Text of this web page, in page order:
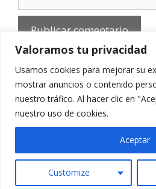
Valoramos tu privacidad
Usamos cookies para mejorar su
mostrar anuncios o contenido
nuestro tráfico. Al hacer clic en
nuestro uso de cookies.
Customize
Aceptar
Aviso Legal-Política de
Contacto
© 2010 - 2026